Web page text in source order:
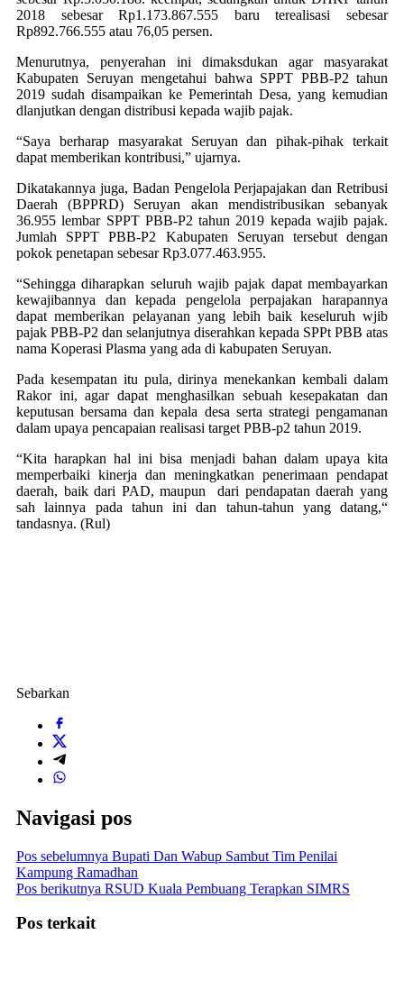
2018 sebesar Rp1.173.867.555 baru terealisasi sebesar
Rp892.766.555 atau 76,05 persen.
Menurutnya, penyerahan ini dimaksdukan agar masyarakat
Kabupaten Seruyan mengetahui bahwa SPPT PBB-P2 tahun
2019 sudah disampaikan ke Pemerintah Desa, yang kemudian
dlanjutkan dengan distribusi kepada wajib pajak.
“Saya berharap masyarakat Seruyan dan pihak-pihak terkait
dapat memberikan kontribusi,” ujarnya.
Dikatakannya juga, Badan Pengelola Perjapajakan dan Retribusi
Daerah (BPPRD) Seruyan akan mendistribusikan sebanyak
36.955 lembar SPPT PBB-P2 tahun 2019 kepada wajib pajak.
Jumlah SPPT PBB-P2 Kabupaten Seruyan tersebut dengan
pokok penetapan sebesar Rp3.077.463.955.
“Sehingga diharapkan seluruh wajib pajak dapat membayarkan
kewajibannya dan kepada pengelola perpajakan harapannya
dapat memberikan pelayanan yang lebih baik keseluruh wjib
pajak PBB-P2 dan selanjutnya diserahkan kepada SPPt PBB atas
nama Koperasi Plasma yang ada di kabupaten Seruyan.
Pada kesempatan itu pula, dirinya menekankan kembali dalam
Rakor ini, agar dapat menghasilkan sebuah kesepakatan dan
keputusan bersama dan kepala desa serta strategi pengamanan
dalam upaya pencapaian realisasi target PBB-p2 tahun 2019.
“Kita harapkan hal ini bisa menjadi bahan dalam upaya kita
memperbaiki kinerja dan meningkatkan penerimaan pendapat
daerah, baik dari PAD, maupun dari pendapatan daerah yang
sah lainnya pada tahun ini dan tahun-tahun yang datang,“
tandasnya. (Rul)
Sebarkan
Navigasi pos
Pos sebelumnya Bupati Dan Wabup Sambut Tim Penilai
Kampung Ramadhan
Pos berikutnya RSUD Kuala Pembuang Terapkan SIMRS
Pos terkait